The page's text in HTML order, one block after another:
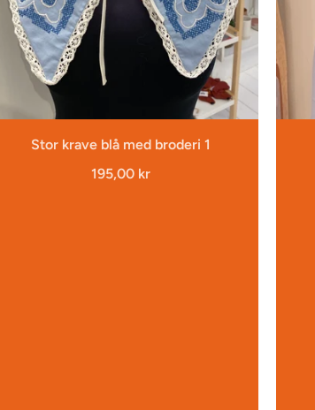
Stor krave blå med broderi 1
195,00 kr